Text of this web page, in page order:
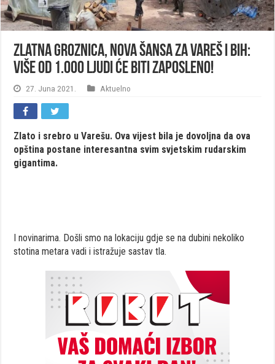
Zlatna groznica, nova šansa za Vareš i BiH:
Više od 1.000 ljudi će biti zaposleno!
27. Juna 2021. Aktuelno
Zlato i srebro u Varešu. Ova vijest bila je dovoljna da ova
opština postane interesantna svim svjetskim rudarskim
gigantima.
I novinarima. Došli smo na lokaciju gdje se na dubini nekoliko
stotina metara vadi i istražuje sastav tla.